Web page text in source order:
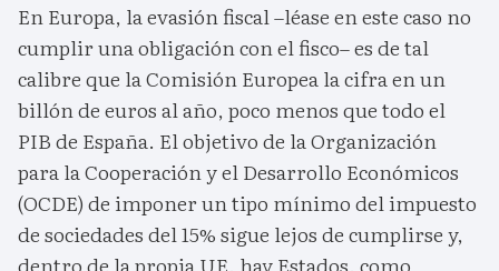
En Europa, la evasión fiscal –léase en este caso no
cumplir una obligación con el fisco– es de tal
calibre que la Comisión Europea la cifra en un
billón de euros al año, poco menos que todo el
PIB de España. El objetivo de la Organización
para la Cooperación y el Desarrollo Económicos
(OCDE) de imponer un tipo mínimo del impuesto
de sociedades del 15% sigue lejos de cumplirse y,